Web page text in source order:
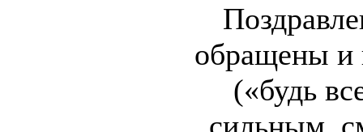
обращены и
(«будь